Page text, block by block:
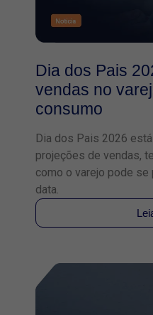
Dia dos Pais
vendas no
consumo
Dia dos Pais 2026
projeções de vendas,
como o varejo pode se
data.